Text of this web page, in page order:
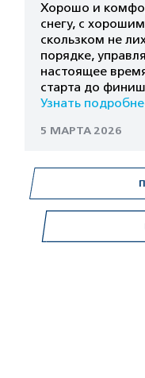
Хорошо и
снегу, с
скользком не
порядке,
настоящее
старта до
Узнать
5 МАРТА 2026